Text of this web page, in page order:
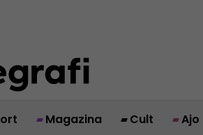
Magazina Cult Ajo